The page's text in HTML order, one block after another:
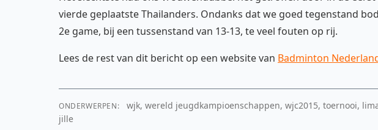
vierde geplaatste Thailanders. Ondanks dat we goed tegenstand
2e game, bij een tussenstand van 13-13, te veel fouten op rij.
Lees de rest van dit bericht op een website van Badminton
ONDERWERPEN:
wjk, wereld jeugdkampioenschappen, wjc2015, toernooi,
jille